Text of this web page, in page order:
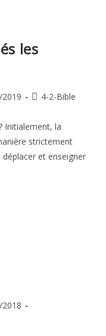
les
Post4-2-Bible
Initialement, la
strictement
et enseigner